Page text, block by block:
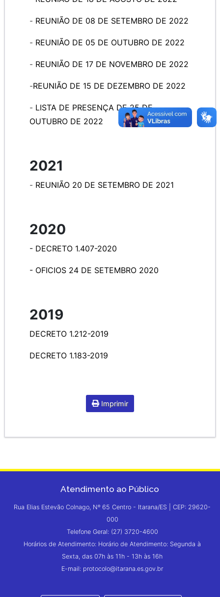
- REUNIÃO DE 08 DE SETEMBRO DE 2022
- REUNIÃO DE 05 DE OUTUBRO DE 2022
- REUNIÃO DE 17 DE NOVEMBRO DE 2022
-REUNIÃO DE 15 DE DEZEMBRO DE 2022
- LISTA DE PRESENÇA DE 25 DE
OUTUBRO DE 2022
2021
- REUNIÃO 20 DE SETEMBRO DE 2021
2020
- DECRETO 1.407-2020
- OFICIOS 24 DE SETEMBRO 2020
2019
DECRETO 1.212-2019
DECRETO 1.183-2019
Imprimir
Atendimento ao Público
Rua Elias Estevão Colnago, Nº 65 Centro - Itarana/ES | CEP: 29620-
000
Telefone Geral: (27) 3720-4600
Horários de Atendimento: Horário de Atendimento: Segunda à
Sexta, das 07h às 11h - 13h às 16h
E-mail: protocolo@itarana.es.gov.br